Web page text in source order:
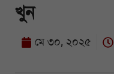
খুন
মে ৩০, ২০২৫